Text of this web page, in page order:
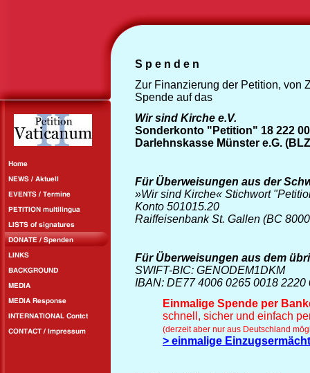
S p e n d e n
Zur Finanzierung der Petition, von
Spende auf das
Wir sind Kirche e.V.
Sonderkonto "Petition" 18 222
Darlehnskasse Münster e.G. (B
Für Überweisungen aus der
»Wir sind Kirche« Stichwort
Konto 501015.20
Raiffeisenbank St. Gallen (BC
Für Überweisungen aus dem
SWIFT-BIC: GENODEM1DKM
IBAN: DE77 4006 0265 0018 2220
Einmalige Spende per
schnell, sicher und einfach
(derzeit aber nur aus Deutschland
> einmalige